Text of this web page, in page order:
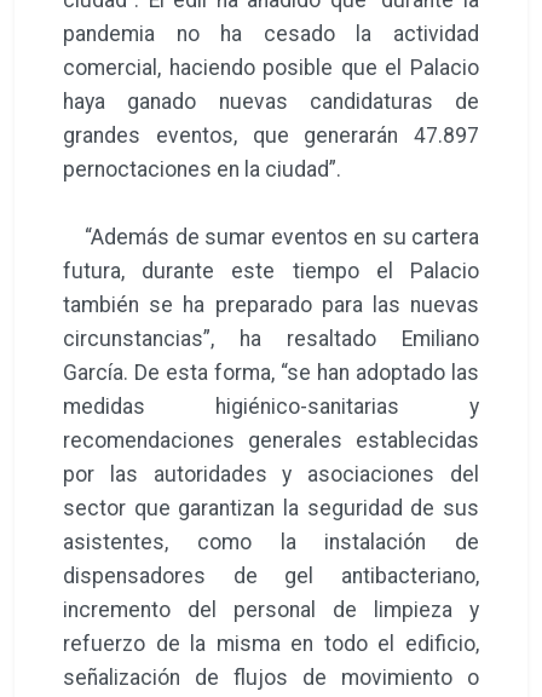
pandemia no ha cesado la actividad
comercial, haciendo posible que el Palacio
haya ganado nuevas candidaturas de
grandes eventos, que generarán 47.897
pernoctaciones en la ciudad”.
“Además de sumar eventos en su cartera
futura, durante este tiempo el Palacio
también se ha preparado para las nuevas
circunstancias”, ha resaltado Emiliano
García. De esta forma, “se han adoptado las
medidas higiénico-sanitarias y
recomendaciones generales establecidas
por las autoridades y asociaciones del
sector que garantizan la seguridad de sus
asistentes, como la instalación de
dispensadores de gel antibacteriano,
incremento del personal de limpieza y
refuerzo de la misma en todo el edificio,
señalización de flujos de movimiento o